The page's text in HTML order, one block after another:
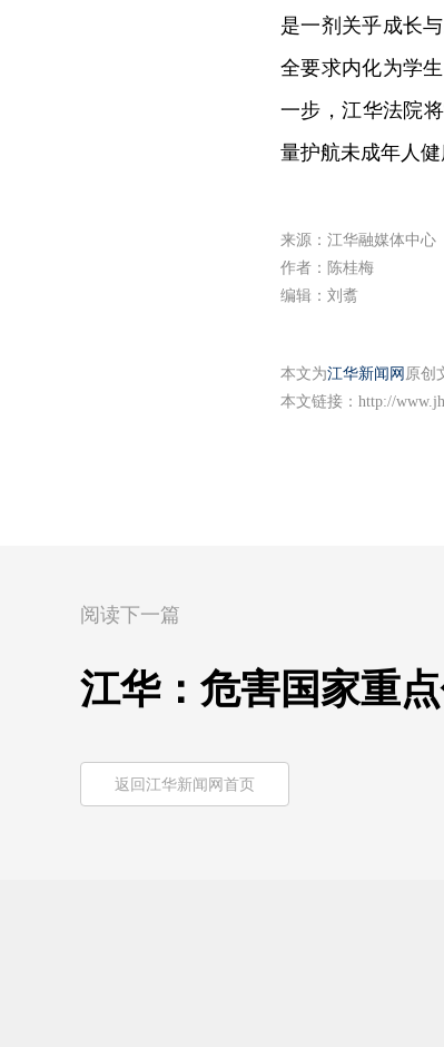
是一剂关乎成长
全要求内化为学
一步，江华法院
量护航未成年人健
来源：江华融媒体中心
作者：陈桂梅
编辑：刘翥
本文为江华新闻网 原创
本文链接： http://
阅读下一篇
江华：危害国家重
返回江华新闻网首页